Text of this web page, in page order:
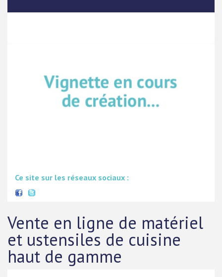
Ce site sur les réseaux sociaux :
Vente en ligne de matériel
et ustensiles de cuisine
haut de gamme